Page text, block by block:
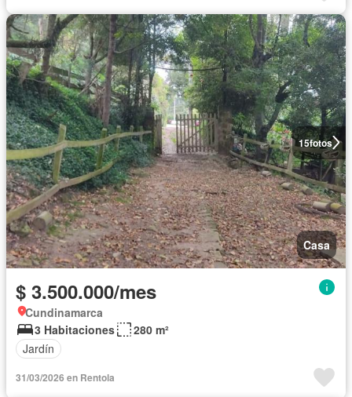
15fotos
Casa
$ 3.500.000/mes
Cundinamarca
3 Habitaciones
280 m²
Jardín
31/03/2026 en Rentola